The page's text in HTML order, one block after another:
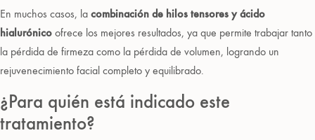
En muchos casos, la combinación de hilos tensores y ácido
hialurónico ofrece los mejores resultados, ya que permite trabajar tanto
la pérdida de firmeza como la pérdida de volumen, logrando un
rejuvenecimiento facial completo y equilibrado.
¿Para quién está indicado este
tratamiento?